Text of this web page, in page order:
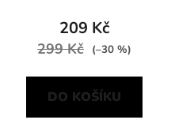
209 Kč
299 Kč (–30 %)
DO KOŠÍKU